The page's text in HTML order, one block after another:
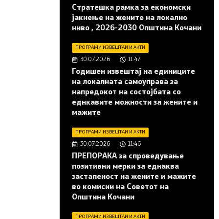
Стратешка рамка за економски
јакнење на жените на локално
ниво , 2026-2030 Општина Кочани
ПРОГРАМИ ИЗВЕШТАИ И АКТИ
30.07.2026 11:47
Годишен извештај на единиците
на локалната самоуправа за
напредокот на состојбата со
еднкавите можности за жените и
мажите
ПРОГРАМИ ИЗВЕШТАИ И АКТИ
30.07.2026 11:46
ПРЕПОРАКА за спроведување
позитивни мерки за еднаква
застапеност на жените и мажите
во комисии на Советот на
Општина Кочани
ПРОГРАМИ ИЗВЕШТАИ И АКТИ